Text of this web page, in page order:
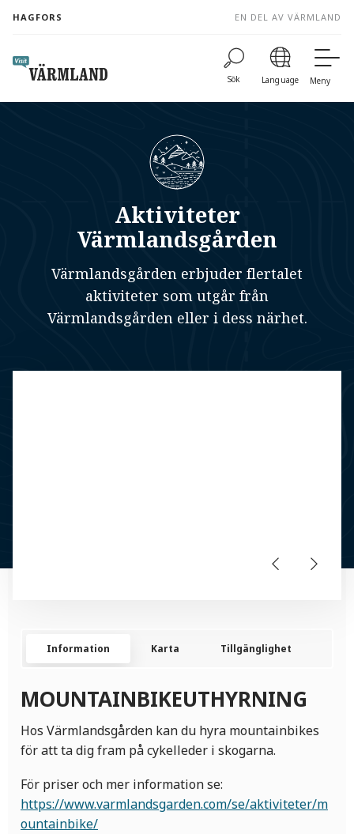
content
HAGFORS EN DEL AV VÄRMLAND
Sök Language Meny
Aktiviteter
Värmlandsgården
Värmlandsgården erbjuder flertalet
aktiviteter som utgår från
Värmlandsgården eller i dess närhet.
Information Karta Tillgänglighet
MOUNTAINBIKEUTHYRNING
Hos Värmlandsgården kan du hyra mountainbikes
för att ta dig fram på cykelleder i skogarna.
För priser och mer information se:
https://www.varmlandsgarden.com/se/aktiviteter/m
ountainbike/